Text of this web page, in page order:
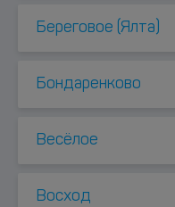
Береговое (Ялта)
Бондаренково
Весёлое
Восход